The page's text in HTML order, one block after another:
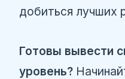
добиться лучших
Готовы вывести
уровень?